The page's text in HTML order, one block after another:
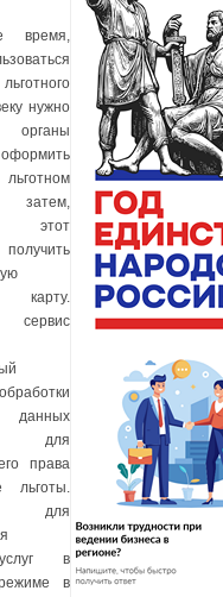
время,
нужно
этот
карту.
данных
для
права
льготы.
для
в
в